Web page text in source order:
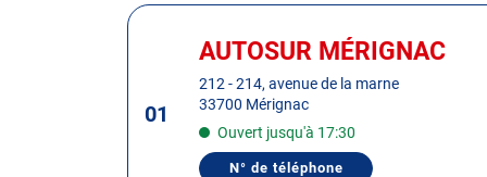
Appuyer
ENTRÉE
01
Centre
AUTOSUR MÉRIGNAC
212 - 214, avenue de la marne
33700 Mérignac
Ouvert jusqu'à 17:30
N° de téléphone